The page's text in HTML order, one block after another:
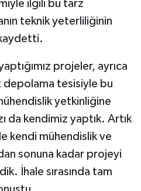
ilgili bu tarz
teknik yeterliliğinin
kaydetti.
projeler, ayrıca
depolama tesisiyle bu
yetkinliğine
da kendimiz yaptık. Artık
kendi mühendislik ve
sonuna kadar projeyi
İhale sırasında tam